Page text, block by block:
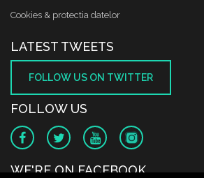
Cookies & protectia datelor
LATEST TWEETS
FOLLOW US ON TWITTER
FOLLOW US
WE'RE ON FACEBOOK